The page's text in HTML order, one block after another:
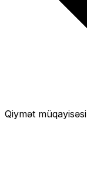
Qiymət müqayisəsi